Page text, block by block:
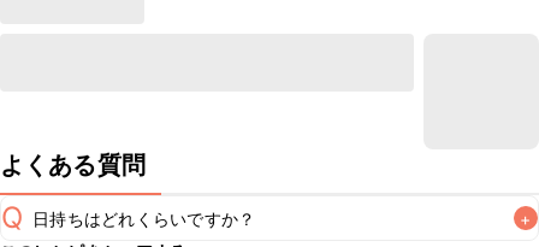
よくある質問
Q 日持ちはどれくらいですか？
+